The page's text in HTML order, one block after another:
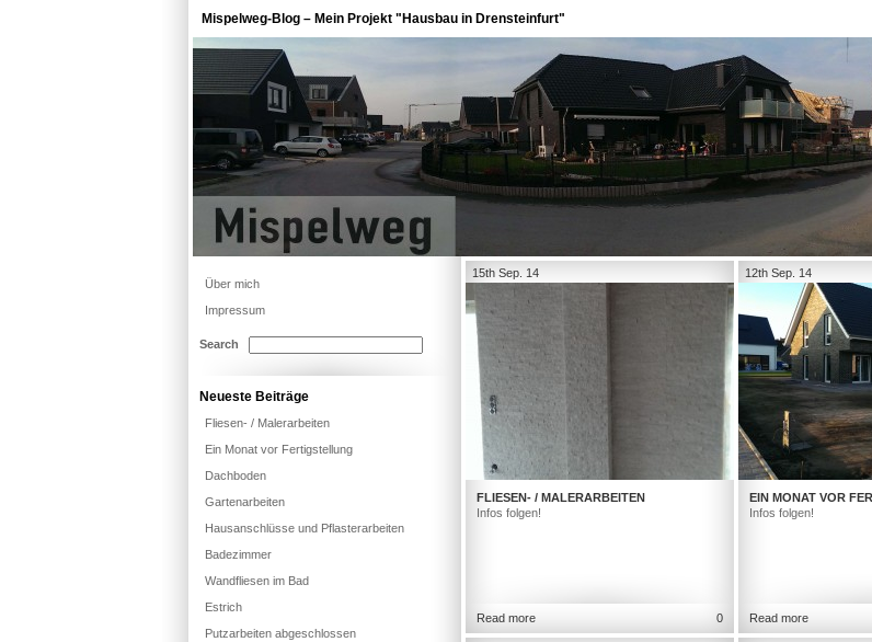
Mispelweg-Blog – Mein Projekt "Hausbau in Drensteinfurt"
15th Sep. 14
FLIESEN- / MALERARBEITEN
Infos folgen!
Read more 0
12th Sep. 14
EIN MONAT VOR
Infos folgen!
Read more
Über mich
Impressum
Search
Neueste Beiträge
Fliesen- / Malerarbeiten
Ein Monat vor Fertigstellung
Dachboden
Gartenarbeiten
Hausanschlüsse und Pflasterarbeiten
Badezimmer
Wandfliesen im Bad
Estrich
Putzarbeiten abgeschlossen